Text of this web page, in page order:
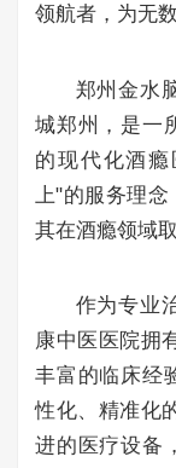
领航者，为无
郑州金水
城郑州，是一
的现代化酒
上"的服务理
其在酒瘾领域
作为专业
康中医医院拥
丰富的临床经
性化、精准化
进的医疗设备